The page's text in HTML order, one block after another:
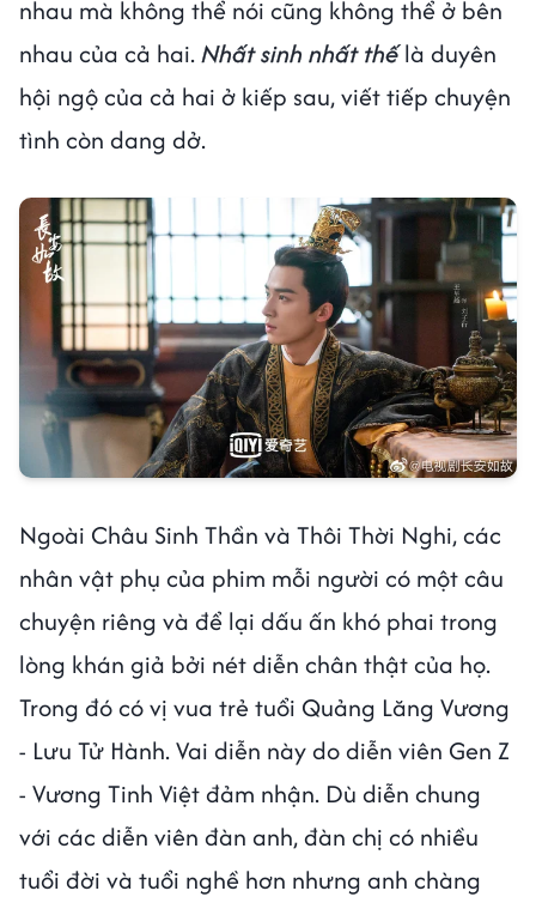
nhau mà không thể nói cũng không thể ở bên
nhau của cả hai.Nhất sinh nhất thếlà duyên
hội ngộ của cả hai ở kiếp sau, viết tiếp chuyện
tình còn dang dở.
Ngoài Châu Sinh Thần và Thôi Thời Nghi, các
nhân vật phụ của phim mỗi người có một câu
chuyện riêng và để lại dấu ấn khó phai trong
lòng khán giả bởi nét diễn chân thật của họ.
Trong đó có vị vua trẻ tuổi Quảng Lăng Vương
- Lưu Tử Hành. Vai diễn này do diễn viên Gen Z
- Vương Tinh Việt đảm nhận. Dù diễn chung
với các diễn viên đàn anh, đàn chị có nhiều
tuổi đời và tuổi nghề hơn nhưng anh chàng